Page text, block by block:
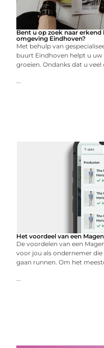
Bent u op zoek naar
omgeving Eindhoven?
Met behulp van
buurt Eindhoven helpt u
groeien. Ondanks dat u
...
Het voordeel van een
De voordelen van een
voor jou als ondernemer
gaan runnen. Om het
...